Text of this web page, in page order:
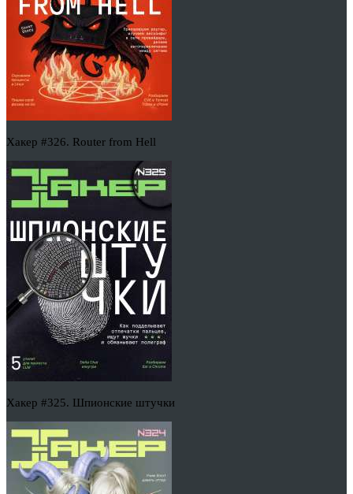
Хакер #326. Router from Hell
Хакер #325. Шпионские штучки